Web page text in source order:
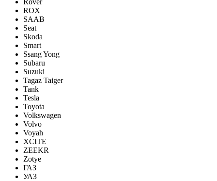
Rover
ROX
SAAB
Seat
Skoda
Smart
Ssang Yong
Subaru
Suzuki
Tagaz Taiger
Tank
Tesla
Toyota
Volkswagen
Volvo
Voyah
XCITE
ZEEKR
Zotye
ГАЗ
УАЗ